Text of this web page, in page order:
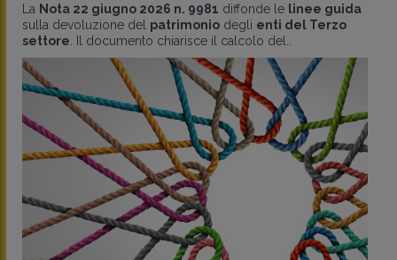
La Nota 22 giugno 2026 n. 9981 diffonde le linee guida
sulla devoluzione del patrimonio degli enti del Terzo
settore . Il documento chiarisce il calcolo del..